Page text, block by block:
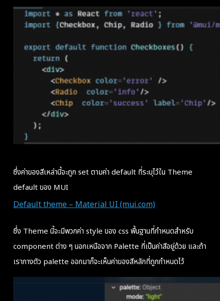
ซึ่งค่าของสีเหล่านี้จะถูก set ตามค่า default ที่ระบุไว้ใน Theme
default ของ MUI
Default theme – Material UI (mui.com)
ซึ่ง Theme นี้จะมีพวกค่า style ของ css พื้นฐานที่กำหนดสำหรับ
component ต่าง ๆ นอกเหนือจาก Palette ที่เป็นค่าสีอยู่ด้วย และถ้า
เรากางตัว palette ออกมาก็จะเห็นค่าของสีหลักที่ถูกกำหนดไว้